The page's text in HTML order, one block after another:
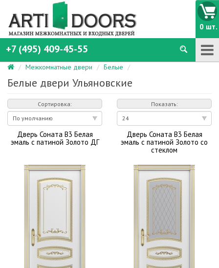
+7 (495) 409-45-55
0 шт.
Межкомнатные двери Белые
Белые двери Ульяновские
Сортировка: Показать:
Дверь Соната В3 Белая
эмаль с патиной Золото ДГ
Дверь Соната В3 Белая
эмаль с патиной Золото со
стеклом